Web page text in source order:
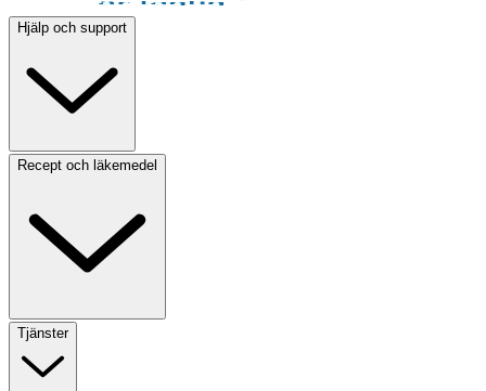
Hjälp och support
Recept och läkemedel
Tjänster